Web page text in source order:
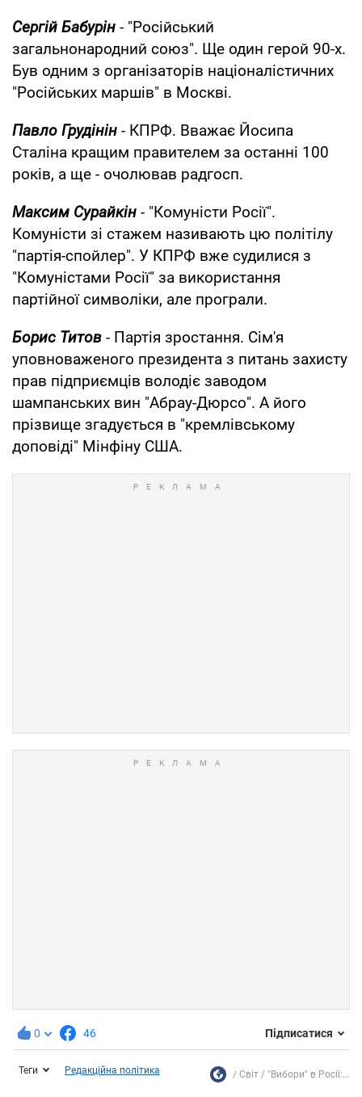
Сергій Бабурін - "Російський
загальнонародний союз". Ще один герой 90-х.
Був одним з організаторів націоналістичних
"Російських маршів" в Москві.
Павло Грудінін - КПРФ. Вважає Йосипа
Сталіна кращим правителем за останні 100
років, а ще - очолював радгосп.
Максим Сурайкін - "Комуністи Росії".
Комуністи зі стажем називають цю політілу
"партія-спойлер". У КПРФ вже судилися з
"Комуністами Росії" за використання
партійної символіки, але програли.
Борис Титов - Партія зростання. Сім'я
уповноваженого президента з питань захисту
прав підприємців володіє заводом
шампанських вин "Абрау-Дюрсо". А його
прізвище згадується в "кремлівському
доповіді" Мінфіну США.
0 46 Підписатися
Теги Редакційна політика Світ "Вибори" в Росії:...